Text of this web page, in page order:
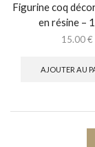
Figurine coq
en résine –
15.00€
AJOUTER AU